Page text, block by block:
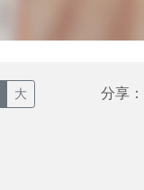
大 分享：